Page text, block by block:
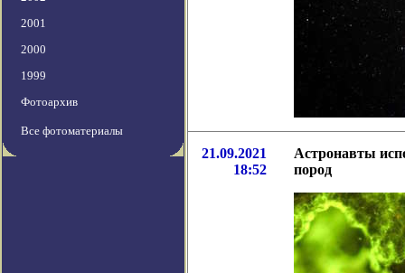
2001
2000
1999
Фотоархив
Все фотоматериалы
21.09.2021
18:52
Астронавты
пород